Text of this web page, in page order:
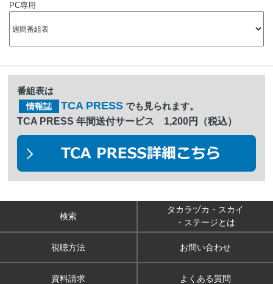
PC専用
番組表は
情報誌 TCA PRESS でも見られます。
TCA PRESS 年間送付サービス 1,200円（税込）
検索
タカラヅカ・スカイ
・ステージとは
視聴方法 お問い合わせ
資料請求 よくある質問